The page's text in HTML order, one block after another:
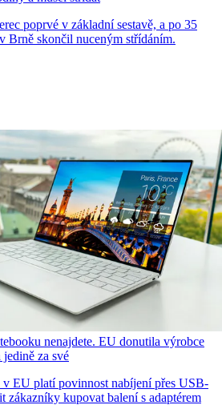
poprvé v základní sestavě, a po 35
Brně skončil nuceným střídáním.
nenajdete. EU donutila výrobce
za své
v EU platí povinnost nabíjení přes USB-
zákazníky kupovat balení s adaptérem